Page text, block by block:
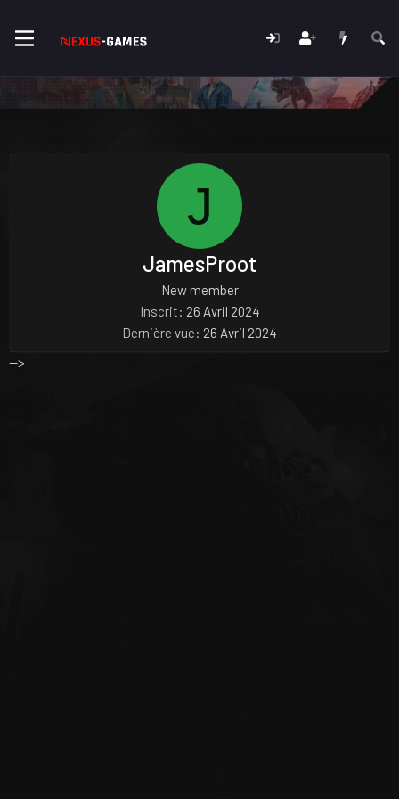
J
JamesProot
New member
Inscrit
26 Avril 2024
Dernière vue
26 Avril 2024
-->